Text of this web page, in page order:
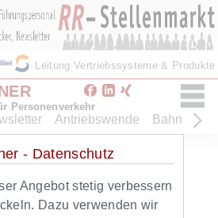
Leitung Vertriebssysteme & Produkte
Personenverkehr
Antriebswende Bahn
- Datenschutz
Angebot stetig verbessern
Dazu verwenden wir
Interesse am Angebot des
Artikel ist eine Leistung von
kostenlosen RR+ Probeabo